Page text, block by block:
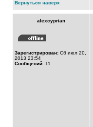
Вернуться наверх
alexcyprian
Зарегистрирован: Сб июл 20,
2013 23:54
Сообщений: 11